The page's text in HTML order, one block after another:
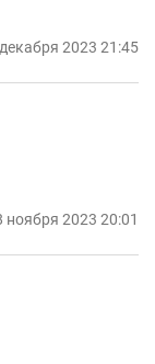
2023 21:45
ноября 2023 20:01